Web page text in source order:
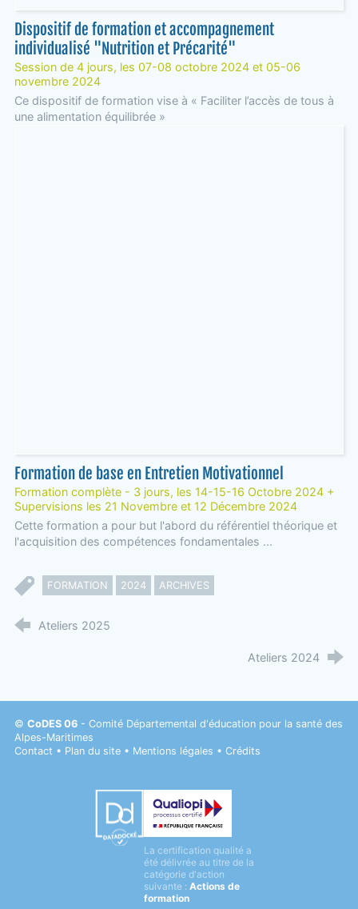
Dispositif de formation et accompagnement
individualisé "Nutrition et Précarité"
Session de 4 jours, les 07-08 octobre 2024 et 05-06
novembre 2024
Ce dispositif de formation vise à « Faciliter l’accès de tous à
une alimentation équilibrée »
Formation de base en Entretien Motivationnel
Formation complète - 3 jours, les 14-15-16 Octobre 2024 +
Supervisions les 21 Novembre et 12 Décembre 2024
Cette formation a pour but l'abord du référentiel théorique et
l'acquisition des compétences fondamentales ...
FORMATION 2024 ARCHIVES
Ateliers 2025
Ateliers 2024
© CoDES 06- Comité Départemental d'éducation pour la santé des
Alpes-Maritimes
Contact • Plan du site• Mentions légales • Crédits
Datadock
Qualiopi
La certification qualité a
été délivrée au titre de la
catégorie d'action
suivante : Actions de
formation